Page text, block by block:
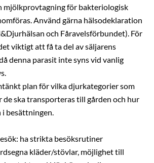
mjölkprovtagning för bakteriologisk
Använd gärna hälsodeklaration
och Fåravelsförbundet). För
viktigt att få ta del av säljarens
denna parasit inte syns vid vanlig
plan för vilka djurkategorier som
de ska transporteras till gården och hur
i besättningen.
ha strikta besöksrutiner
kläder/stövlar, möjlighet till